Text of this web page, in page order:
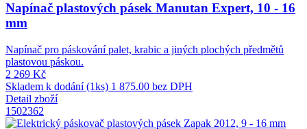
Napínač plastových pásek Manutan Expert, 10 - 16
mm
Napínač pro páskování palet, krabic a jiných plochých předmětů
plastovou páskou.
2 269 Kč
Skladem k dodání (1ks) 1 875.00 bez DPH
Detail zboží
1502362